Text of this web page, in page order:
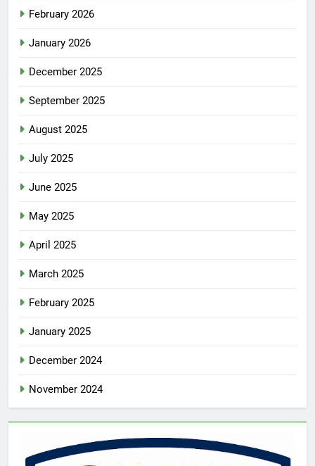
February 2026
January 2026
December 2025
September 2025
August 2025
July 2025
June 2025
May 2025
April 2025
March 2025
February 2025
January 2025
December 2024
November 2024